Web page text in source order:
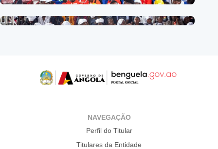
NAVEGAÇÃO
Perfil do Titular
Titulares da Entidade